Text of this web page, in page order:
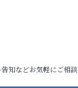
知などお気軽にご相